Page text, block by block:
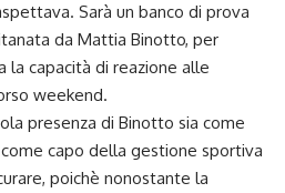
Sarà un banco di prova
da Mattia Binotto, per
la capacità di reazione alle
weekend.
presenza di Binotto sia come
capo della gestione sportiva
poichè nonostante la